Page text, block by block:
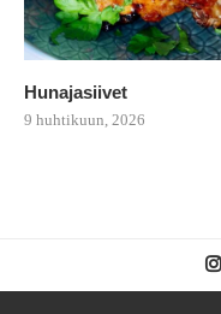
Hunajasiivet
9 huhtikuun, 2026